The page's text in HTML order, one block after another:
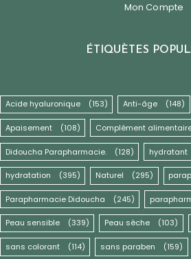
Mon Compte
ÉTIQUÈTES
Acide hyaluronique (153) Anti-âge (148)
Apaisement (108) Complément
Didoucha Parapharmacie. (128) hydratant
hydratation (395) Naturel (295)
Parapharmacie Didoucha (245)
Peau sensible (339) Peau sèche (103)
sans colorant (114) sans paraben (159)